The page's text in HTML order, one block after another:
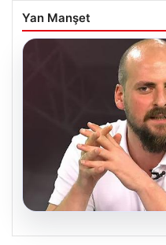
Yan Manşet
06.08.2026